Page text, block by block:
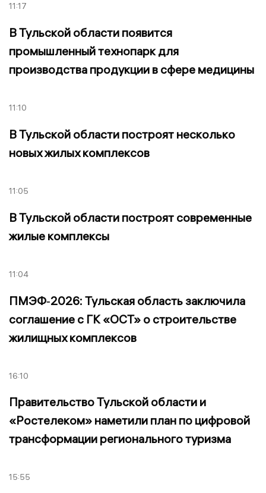
11:17
В Тульской области появится
промышленный технопарк для
производства продукции в сфере медицины
11:10
В Тульской области построят несколько
новых жилых комплексов
11:05
В Тульской области построят современные
жилые комплексы
11:04
ПМЭФ‑2026: Тульская область заключила
соглашение с ГК «ОСТ» о строительстве
жилищных комплексов
16:10
Правительство Тульской области и
«Ростелеком» наметили план по цифровой
трансформации регионального туризма
15:55